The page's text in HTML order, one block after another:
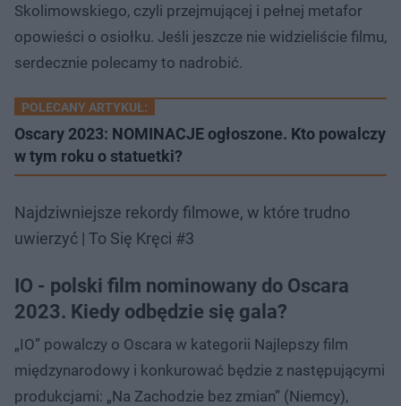
Skolimowskiego, czyli przejmującej i pełnej metafor
opowieści o osiołku. Jeśli jeszcze nie widzieliście filmu,
serdecznie polecamy to nadrobić.
POLECANY ARTYKUŁ:
Oscary 2023: NOMINACJE ogłoszone. Kto powalczy
w tym roku o statuetki?
Najdziwniejsze rekordy filmowe, w które trudno
uwierzyć | To Się Kręci #3
IO - polski film nominowany do Oscara
2023. Kiedy odbędzie się gala?
„IO” powalczy o Oscara w kategorii Najlepszy film
międzynarodowy i konkurować będzie z następującymi
produkcjami: „Na Zachodzie bez zmian” (Niemcy),